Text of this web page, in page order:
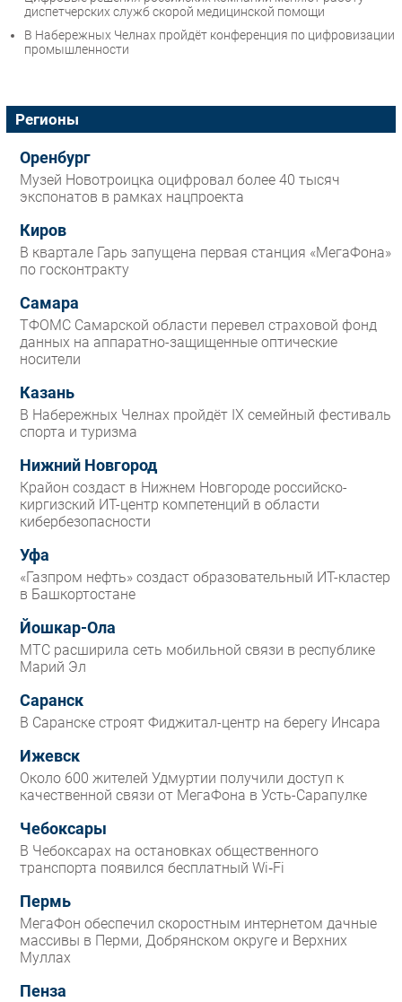
диспетчерских служб скорой медицинской помощи
В Набережных Челнах пройдёт конференция по цифровизации
промышленности
Регионы
Оренбург
Музей Новотроицка оцифровал более 40 тысяч
экспонатов в рамках нацпроекта
Киров
В квартале Гарь запущена первая станция «МегаФона»
по госконтракту
Самара
ТФОМС Самарской области перевел страховой фонд
данных на аппаратно-защищенные оптические
носители
Казань
В Набережных Челнах пройдёт IX семейный фестиваль
спорта и туризма
Нижний Новгород
Крайон создаст в Нижнем Новгороде российско-
киргизский ИТ-центр компетенций в области
кибербезопасности
Уфа
«Газпром нефть» создаст образовательный ИТ-кластер
в Башкортостане
Йошкар-Ола
МТС расширила сеть мобильной связи в республике
Марий Эл
Саранск
В Саранске строят Фиджитал-центр на берегу Инсара
Ижевск
Около 600 жителей Удмуртии получили доступ к
качественной связи от МегаФона в Усть-Сарапулке
Чебоксары
В Чебоксарах на остановках общественного
транспорта появился бесплатный Wi‑Fi
Пермь
МегаФон обеспечил скоростным интернетом дачные
массивы в Перми, Добрянском округе и Верхних
Муллах
Пенза